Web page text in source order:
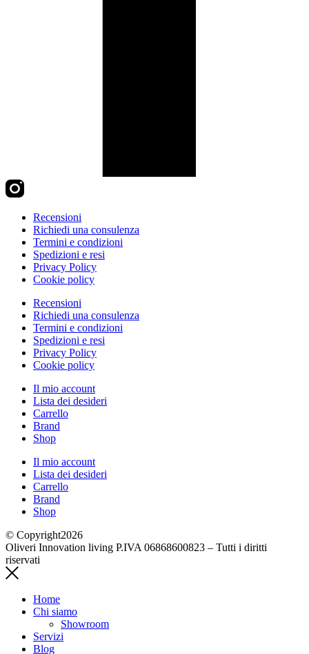
Recensioni
Richiedi una consulenza
Termini e condizioni
Spedizioni e resi
Privacy Policy
Cookie policy
Recensioni
Richiedi una consulenza
Termini e condizioni
Spedizioni e resi
Privacy Policy
Cookie policy
Il mio account
Lista dei desideri
Carrello
Brand
Shop
Il mio account
Lista dei desideri
Carrello
Brand
Shop
© Copyright2026
Oliveri Innovation living P.IVA 06868600823 – Tutti i diritti
riservati
Home
Chi siamo
Showroom
Servizi
Blog